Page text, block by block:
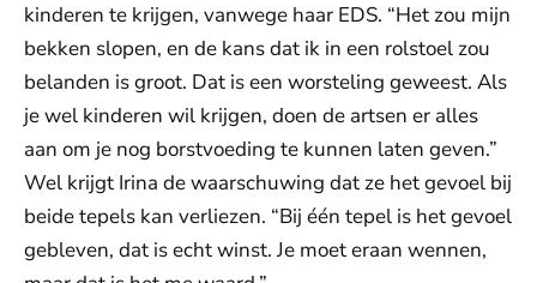
kinderen te krijgen, vanwege haar EDS. “Het zou mijn
bekken slopen, en de kans dat ik in een rolstoel zou
belanden is groot. Dat is een worsteling geweest. Als
je wel kinderen wil krijgen, doen de artsen er alles
aan om je nog borstvoeding te kunnen laten geven.”
Wel krijgt Irina de waarschuwing dat ze het gevoel bij
beide tepels kan verliezen. “Bij één tepel is het gevoel
gebleven, dat is echt winst. Je moet eraan wennen,